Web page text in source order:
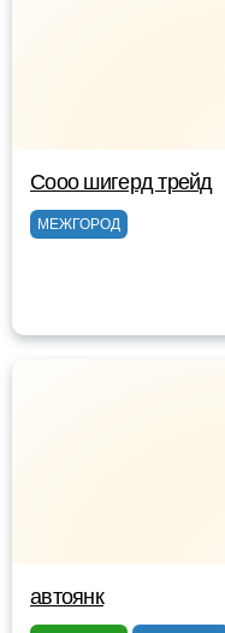
Сооо шигерд трейд
МЕЖГОРОД
автоянк